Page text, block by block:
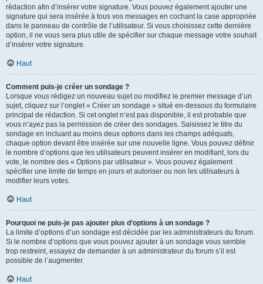
rédaction afin d’insérer votre signature. Vous pouvez également ajouter une
signature qui sera insérée à tous vos messages en cochant la case appropriée
dans le panneau de contrôle de l’utilisateur. Si vous choisissez cette dernière
option, il ne vous sera plus utile de spécifier sur chaque message votre souhait
d’insérer votre signature.
Haut
Comment puis-je créer un sondage ?
Lorsque vous rédigez un nouveau sujet ou modifiez le premier message d’un
sujet, cliquez sur l’onglet « Créer un sondage » situé en-dessous du formulaire
principal de rédaction. Si cet onglet n’est pas disponible, il est probable que
vous n’ayez pas la permission de créer des sondages. Saisissez le titre du
sondage en incluant au moins deux options dans les champs adéquats,
chaque option devant être insérée sur une nouvelle ligne. Vous pouvez définir
le nombre d’options que les utilisateurs peuvent insérer en modifiant, lors du
vote, le nombre des « Options par utilisateur ». Vous pouvez également
spécifier une limite de temps en jours et autoriser ou non les utilisateurs à
modifier leurs votes.
Haut
Pourquoi ne puis-je pas ajouter plus d’options à un sondage ?
La limite d’options d’un sondage est décidée par les administrateurs du forum.
Si le nombre d’options que vous pouvez ajouter à un sondage vous semble
trop restreint, essayez de demander à un administrateur du forum s’il est
possible de l’augmenter.
Haut